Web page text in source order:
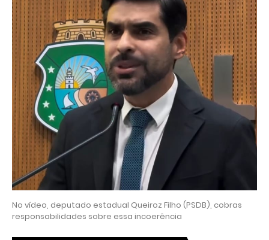
No vídeo, deputado estadual Queiroz Filho (PSDB), cobras
responsabilidades sobre essa incoerência